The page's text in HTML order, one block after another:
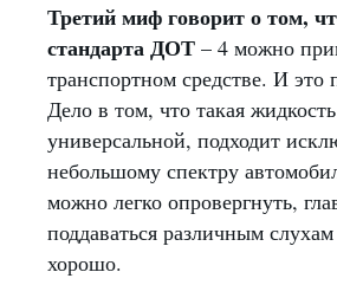
Третий миф говорит о том,
стандарта ДОТ – 4 можно
транспортном средстве. И это
Дело в том, что такая
универсальной, подходит
небольшому спектру
можно легко опровергнуть,
поддаваться различным
хорошо.